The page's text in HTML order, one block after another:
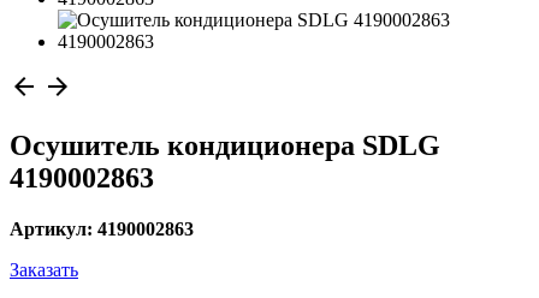
arrow_back arrow_forward
Осушитель кондиционера SDLG
4190002863
Артикул: 4190002863
Заказать